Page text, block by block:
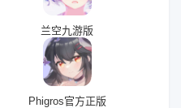
兰空九游版
Phigros官方正版